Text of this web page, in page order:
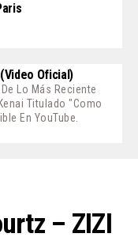
Oficial)
Lo Más Reciente
Titulado "Como
En YouTube.
– ZIZI